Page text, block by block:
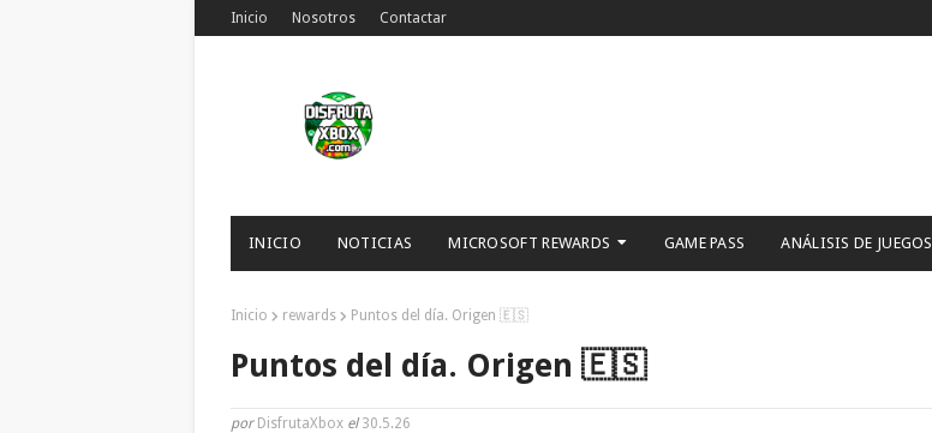
Inicio Nosotros Contactar
INICIO NOTICIAS MICROSOFT REWARDS GAME PASS ANÁLISIS DE JUEGOS
Inicio rewards Puntos del día. Origen 🇪🇸
Puntos del día. Origen 🇪🇸
por DisfrutaXbox el30.5.26